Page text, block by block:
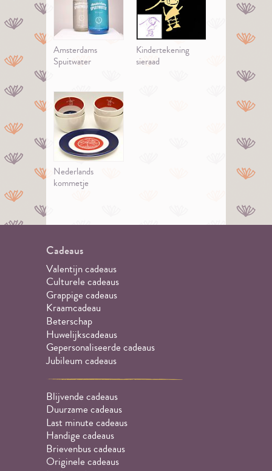
Amsterdams
Spuitwater
Kindertekening
sieraad
Nederlands
kommetje
Cadeaus
Valentijn cadeaus
Culturele cadeaus
Grappige cadeaus
Kraamcadeau
Beterschap
Huwelijkscadeaus
Gepersonaliseerde cadeaus
Jubileum cadeaus
Blijvende cadeaus
Duurzame cadeaus
Last minute cadeaus
Handige cadeaus
Brievenbus cadeaus
Originele cadeaus